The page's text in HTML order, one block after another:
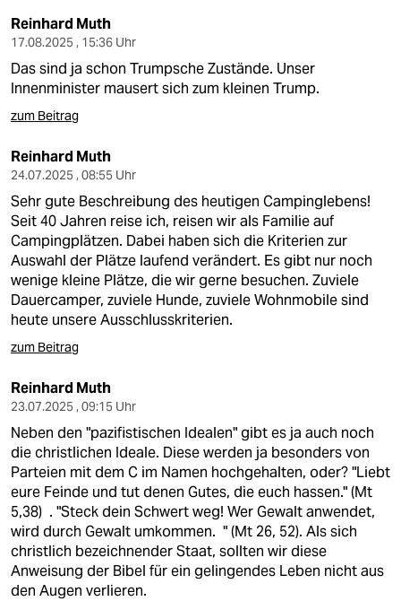
Reinhard Muth
17.08.2025 , 15:36 Uhr
Das sind ja schon Trumpsche Zustände. Unser
Innenminister mausert sich zum kleinen Trump.
zum Beitrag
Reinhard Muth
24.07.2025 , 08:55 Uhr
Sehr gute Beschreibung des heutigen Campinglebens!
Seit 40 Jahren reise ich, reisen wir als Familie auf
Campingplätzen. Dabei haben sich die Kriterien zur
Auswahl der Plätze laufend verändert. Es gibt nur noch
wenige kleine Plätze, die wir gerne besuchen. Zuviele
Dauercamper, zuviele Hunde, zuviele Wohnmobile sind
heute unsere Ausschlusskriterien.
zum Beitrag
Reinhard Muth
23.07.2025 , 09:15 Uhr
Neben den "pazifistischen Idealen" gibt es ja auch noch
die christlichen Ideale. Diese werden ja besonders von
Parteien mit dem C im Namen hochgehalten, oder? "Liebt
eure Feinde und tut denen Gutes, die euch hassen." (Mt
5,38) . "Steck dein Schwert weg! Wer Gewalt anwendet,
wird durch Gewalt umkommen. " (Mt 26, 52). Als sich
christlich bezeichnender Staat, sollten wir diese
Anweisung der Bibel für ein gelingendes Leben nicht aus
den Augen verlieren.